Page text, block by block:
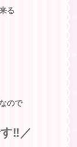
る
ので
‼︎／